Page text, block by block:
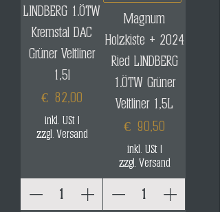
LINDBERG 1.ÖTW
Kremstal DAC
Grüner Veltliner
1,5l
Preis
€ 82,00
inkl. USt|
zzgl. Versand
Magnum
Holzkiste + 2024
Ried LINDBERG
1.ÖTW Grüner
Veltliner 1,5L
Preis
€ 90,50
inkl. USt|
zzgl. Versand